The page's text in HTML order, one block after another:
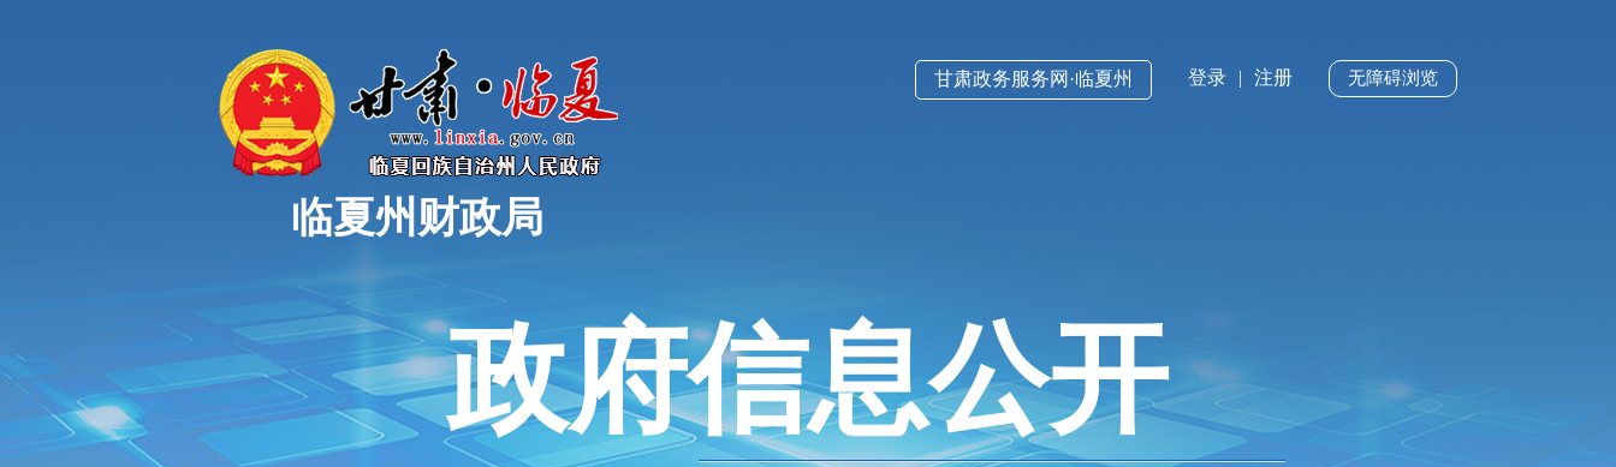
临夏州财政局
无障碍浏览
登录 | 注册
甘肃政务服务网·临夏州
政府信息公开